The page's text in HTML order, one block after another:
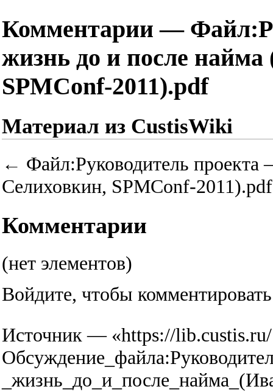
Комментарии —
жизнь до и после
SPMConf-2011).pdf
Материал из CustisWiki
← Файл:Руководитель проекта
Селиховкин, SPMConf-2011).pdf
Комментарии
(нет элементов)
Войдите, чтобы
Источник — «https://lib.custis.ru/